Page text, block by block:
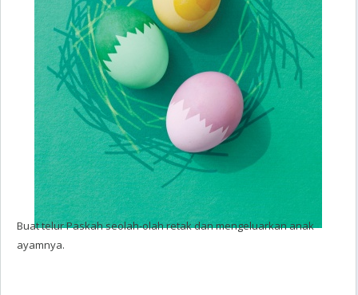
Buat telur Paskah seolah-olah retak dan mengeluarkan anak
ayamnya.